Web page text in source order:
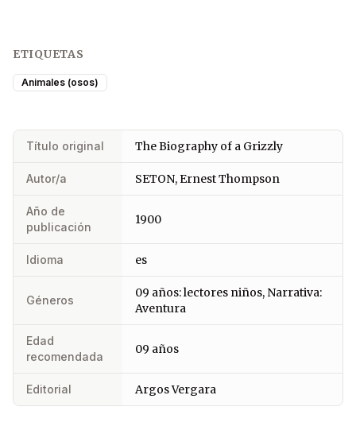
ETIQUETAS
Animales (osos)
Título original The Biography of a Grizzly
Autor/a SETON, Ernest Thompson
Año de
publicación
1900
Idioma es
Géneros
09 años: lectores niños, Narrativa:
Aventura
Edad
recomendada
09 años
Editorial Argos Vergara